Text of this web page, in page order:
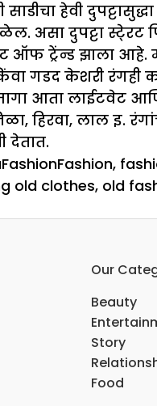
साडीचा हेवी
दुपट्टा स्टे्रट
ट्रेंन्ड झाला आहे.
गडद केशरी रंगही
आता लाईटवेट
हिरवा, लाल
Categories
FashionTags
Fashion,
old clothes, old
Our
Beauty
Story
Food